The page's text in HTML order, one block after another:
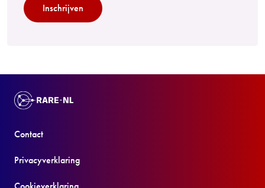
Inschrijven
Contact
Privacyverklaring